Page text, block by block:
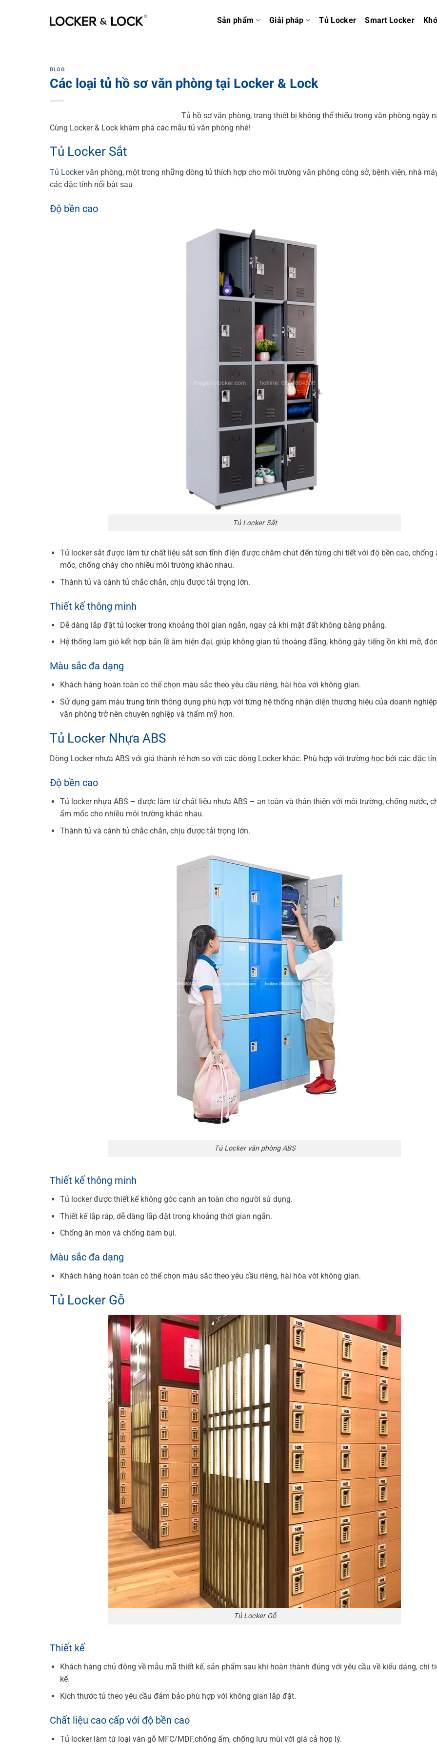
Sản phẩm Giải pháp Tủ Locker Smart Locker
BLOG
Các loại tủ hồ sơ văn phòng tại Locker & Lock
Tủ hồ sơ văn phòng, trang thiết bị không thể thiếu trong văn phòng ngày
Cùng Locker & Lock khám phá các mẫu tủ văn phòng nhé!
Tủ Locker Sắt
Tủ Lockervăn phòng, một trong những dòng tủ thích hợp cho môi trường văn phòng công sở, bệnh viện, nhà
các đặc tính nổi bật sau
Độ bền cao
Tủ Locker Sắt
Tủ locker sắtđược làm từ chất liệu sắt sơn tĩnh điện được chăm chút đến từng chi tiết với độ bền cao, chống
mốc, chống cháy cho nhiều môi trường khác nhau.
Thành tủ và cánh tủ chắc chắn, chịu được tải trọng lớn.
Thiết kế thông minh
Dễ dàng lắp đặt tủ lockertrong khoảng thời gian ngắn, ngay cả khi mặt đất không bằng phẳng.
Hệ thống lam gió kết hợp bản lề âm hiện đại, giúp không gian tủ thoáng đãng, không gây tiếng ồn khi mở,
Màu sắc đa dạng
Khách hàng hoàn toàn có thể chọn màu sắc theo yêu cầu riêng, hài hòa với không gian.
Sử dụng gam màu trung tính thông dụng phù hợp với từng hệ thống nhận diện thương hiệu của doanh
văn phòng trở nên chuyên nghiệp và thẩm mỹ hơn.
Tủ Locker Nhựa ABS
Dòng Locker nhựa ABS với giá thành rẻ hơn so với các dòng Locker khác. Phù hợp với trường học bởi các đặc
Độ bền cao
Tủ locker nhựa ABS – được làm từ chất liệu nhựa ABS – an toàn và thân thiện với môi trường, chống nước,
ẩm mốc cho nhiều môi trường khác nhau.
Thành tủ và cánh tủ chắc chắn, chịu được tải trọng lớn.
Tủ Locker văn phòng ABS
Thiết kế thông minh
Tủ lockerđược thiết kế không góc cạnh an toàn cho người sử dụng.
Thiết kế lắp ráp, dễ dàng lắp đặt trong khoảng thời gian ngắn.
Chống ăn mòn và chống bám bụi.
Màu sắc đa dạng
Khách hàng hoàn toàn có thể chọn màu sắc theo yêu cầu riêng, hài hòa với không gian.
Tủ Locker Gỗ
Tủ Locker Gỗ
Thiết kế
Khách hàng chủ động về mẫu mã thiết kế, sản phẩm sau khi hoàn thành đúng với yêu cầu về kiểu dáng, chi
kế.
Kích thước tủ theo yêu cầu đảm bảo phù hợp với không gian lắp đặt.
Chất liệu cao cấp với độ bền cao
Tủ locker làm từ loại ván gỗ MFC/MDF,chống ẩm, chống lưu mùi với giá cả hợp lý.